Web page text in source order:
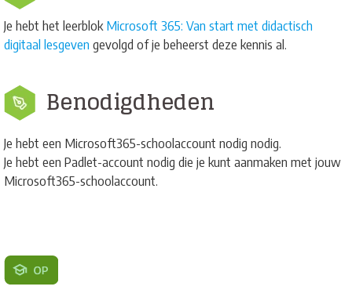
Je hebt het leerblok Microsoft 365: Van start met didactisch
digitaal lesgeven gevolgd of je beheerst deze kennis al.
Benodigdheden
Je hebt een Microsoft365-schoolaccount nodig nodig.
Je hebt een Padlet-account nodig die je kunt aanmaken met jouw
Microsoft365-schoolaccount.